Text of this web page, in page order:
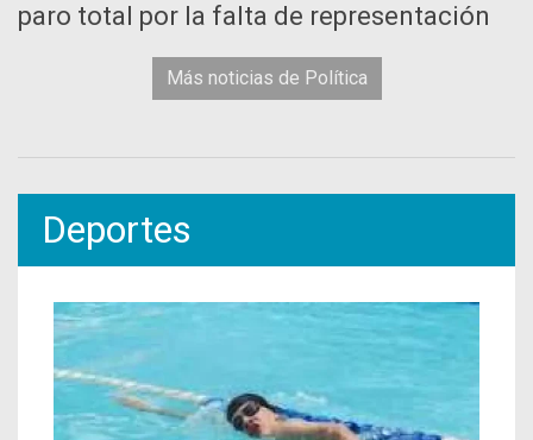
paro total por la falta de representación
Más noticias de Política
Deportes